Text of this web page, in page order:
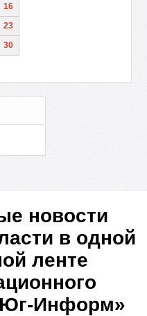
16
23
30
новости
в одной
ленте
Информ»